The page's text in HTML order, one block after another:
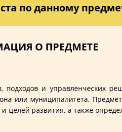
по данному
О ПРЕДМЕТЕ
и управленческих
или муниципалитета.
развития, а также